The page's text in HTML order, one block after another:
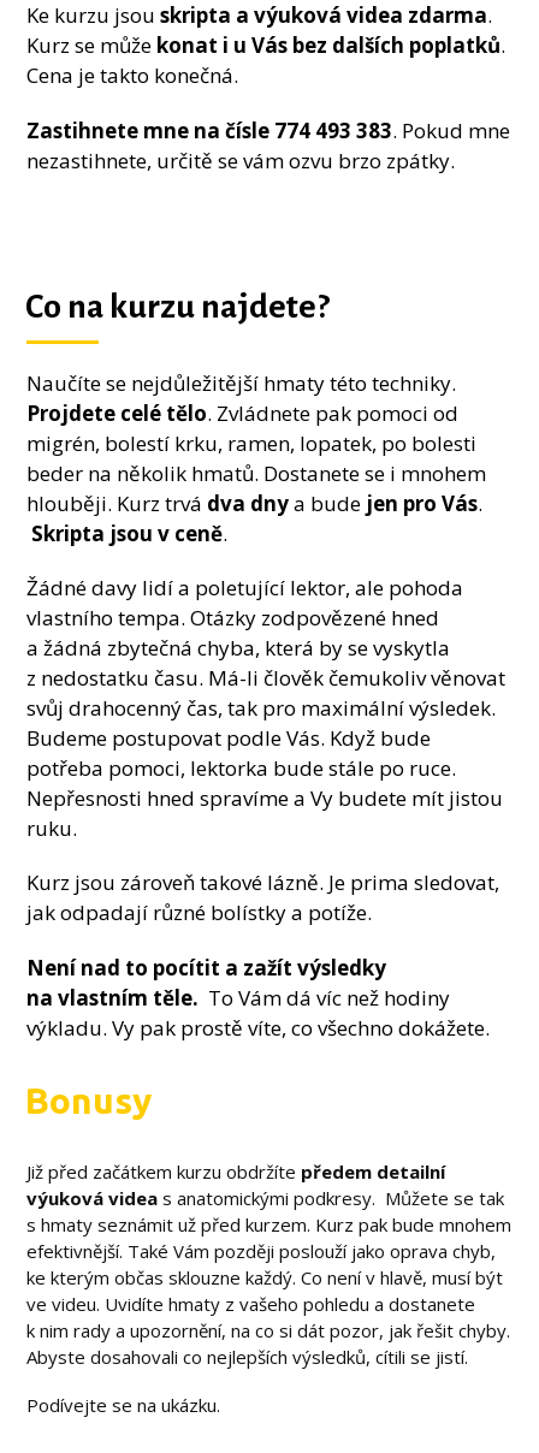
Ke kurzu jsouskripta a výuková videa zdarma.
Kurz se může konat i u Vás bez dalších poplatků.
Cena je takto konečná.
Zastihnete mne na čísle 774 493 383. Pokud mne
nezastihnete, určitě se vám ozvu brzo zpátky.
Co na kurzu najdete?
Naučíte se nejdůležitější hmaty této techniky.
Projdete celé tělo. Zvládnete pak pomoci od
migrén, bolestí krku, ramen, lopatek, po bolesti
beder na několik hmatů. Dostanete se i mnohem
hlouběji. Kurz trvá dva dnya bude jen pro Vás.
Skripta jsou v ceně.
Žádné davy lidí a poletující lektor, ale pohoda
vlastního tempa. Otázky zodpovězené hned
a žádná zbytečná chyba, která by se vyskytla
z nedostatku času. Má-li člověk čemukoliv věnovat
svůj drahocenný čas, tak pro maximální výsledek.
Budeme postupovat podle Vás. Když bude
potřeba pomoci, lektorka bude stále po ruce.
Nepřesnosti hned spravíme a Vy budete mít jistou
ruku.
Kurz jsou zároveň takové lázně. Je prima sledovat,
jak odpadají různé bolístky a potíže.
Není nad to pocítit a zažít výsledky
na vlastním těle. To Vám dá víc než hodiny
výkladu. Vy pak prostě víte, co všechno dokážete.
Bonusy
Již před začátkem kurzu obdržíte předem detailní
výuková videa s anatomickými podkresy. Můžete se tak
s hmaty seznámit už před kurzem. Kurz pak bude mnohem
efektivnější. Také Vám později poslouží jako oprava chyb,
ke kterým občas sklouzne každý. Co není v hlavě, musí být
ve videu. Uvidíte hmaty z vašeho pohledu a dostanete
k nim rady a upozornění, na co si dát pozor, jak řešit chyby.
Abyste dosahovali co nejlepších výsledků, cítili se jistí.
Podívejte se na ukázku.